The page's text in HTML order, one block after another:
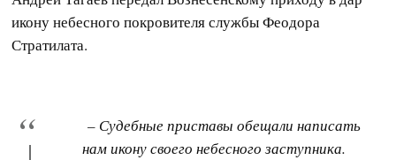
икону небесного покровителя службы Феодора
Стратилата.
– Судебные приставы обещали написать
нам икону своего небесного заступника.